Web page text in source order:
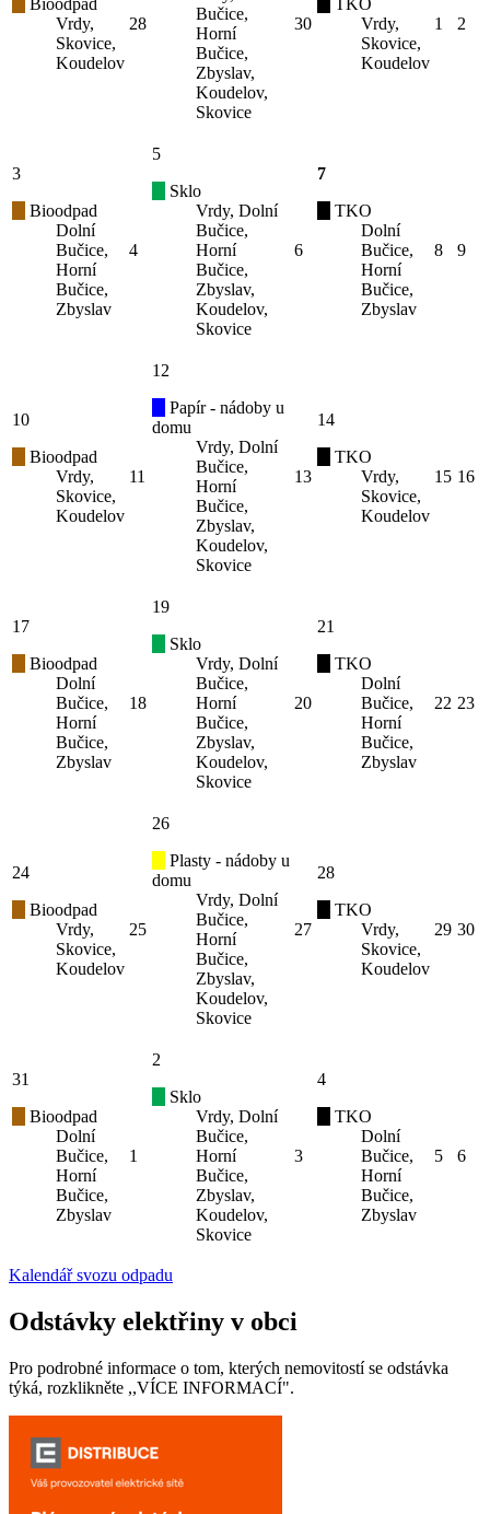
Vrdy,
Skovice,
Koudelov
28
Bučice,
Horní
Bučice,
Zbyslav,
Koudelov,
Skovice
30
Vrdy,
Skovice,
Koudelov
1 2
3
Bioodpad
Dolní
Bučice,
Horní
Bučice,
Zbyslav
4
5
Sklo
Vrdy, Dolní
Bučice,
Horní
Bučice,
Zbyslav,
Koudelov,
Skovice
6
7
TKO
Dolní
Bučice,
Horní
Bučice,
Zbyslav
8 9
10
Bioodpad
Vrdy,
Skovice,
Koudelov
11
12
Papír - nádoby u
domu
Vrdy, Dolní
Bučice,
Horní
Bučice,
Zbyslav,
Koudelov,
Skovice
13
14
TKO
Vrdy,
Skovice,
Koudelov
15 16
17
Bioodpad
Dolní
Bučice,
Horní
Bučice,
Zbyslav
18
19
Sklo
Vrdy, Dolní
Bučice,
Horní
Bučice,
Zbyslav,
Koudelov,
Skovice
20
21
TKO
Dolní
Bučice,
Horní
Bučice,
Zbyslav
22 23
24
Bioodpad
Vrdy,
Skovice,
Koudelov
25
26
Plasty - nádoby u
domu
Vrdy, Dolní
Bučice,
Horní
Bučice,
Zbyslav,
Koudelov,
Skovice
27
28
TKO
Vrdy,
Skovice,
Koudelov
29 30
31
Bioodpad
Dolní
Bučice,
Horní
Bučice,
Zbyslav
1
2
Sklo
Vrdy, Dolní
Bučice,
Horní
Bučice,
Zbyslav,
Koudelov,
Skovice
3
4
TKO
Dolní
Bučice,
Horní
Bučice,
Zbyslav
5 6
Kalendář svozu odpadu
Odstávky elektřiny v obci
Pro podrobné informace o tom, kterých nemovitostí se odstávka
týká, rozklikněte ,,VÍCE INFORMACÍ".